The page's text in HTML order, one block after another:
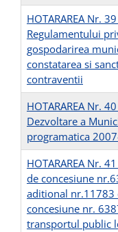
HOTARAREA Nr.
Regulamentului
gospodarirea
constatarea si
contraventii
HOTARAREA Nr.
Dezvoltare a
programatica
HOTARAREA Nr.
de concesiune
aditional nr.11783
concesiune nr.
transportul public